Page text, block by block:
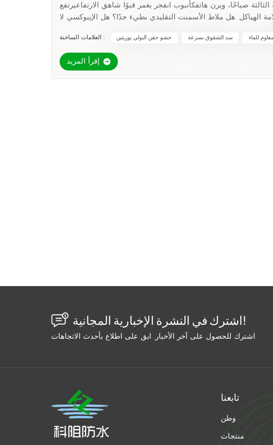
الثالثة صباحًا، ويرن هاتفكأنبوب انفجر يغمر قبوًا شاهق الارتفاعيرتفع
الهياكل. هل ملاط الأسمنت التقليدي بطيء جدًا؟ هل الإيبوكسي لا
يصبحون أبطالًا.لماذا تتفوق المواد المانعة للتسرب سريعة المفعول على الطرق التقليدية✅ رد فعل سريع كالبرقرغوة في 30-
للماءيتوسع 15-20 ضعف حجمها لسد الفجوات على الفور✅ أعمال حيث يفشل الآخرونالسندات إلى
الخرسانة الرطبة، والبولي فينيل كلوريد، والمعادنيوقف التسربات تحت حتى ضغط 15 رطل لكل بوصة مربعة (تم اختباره بحثًا
العلامات الساخنة : حشو حقن البولي يوريثين سد الشقوق بسرعة للماء
إقرأ المزيد
اشترك في النشرة الإخبارية المجانية!
اشترك للحصول على آخر الأخبار. ابق على اطلاع بأحدث الاتجاهات.
تابعنا
وطن
منتجات